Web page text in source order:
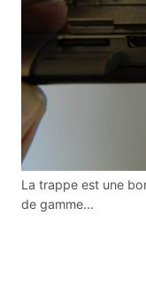
La trappe est une
de gamme…